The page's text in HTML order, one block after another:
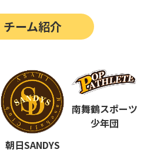
決勝戦の動画はこちらから
ポップアスリートカップ
ポップアスリートカップ
ポップアスリートカップ
チーム紹介
朝日SANDYS
南舞鶴スポーツ
少年団